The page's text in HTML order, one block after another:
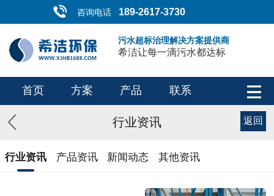
咨询电话 189-2617-3730
污水超标治理解决方案提供商
希洁让每一滴污水都达标
首页 方案 产品 联系
行业资讯 返回
行业资讯 产品资讯 新闻动态 其他资讯